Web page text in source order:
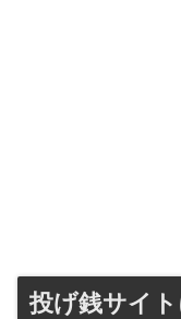
投げ銭サイ